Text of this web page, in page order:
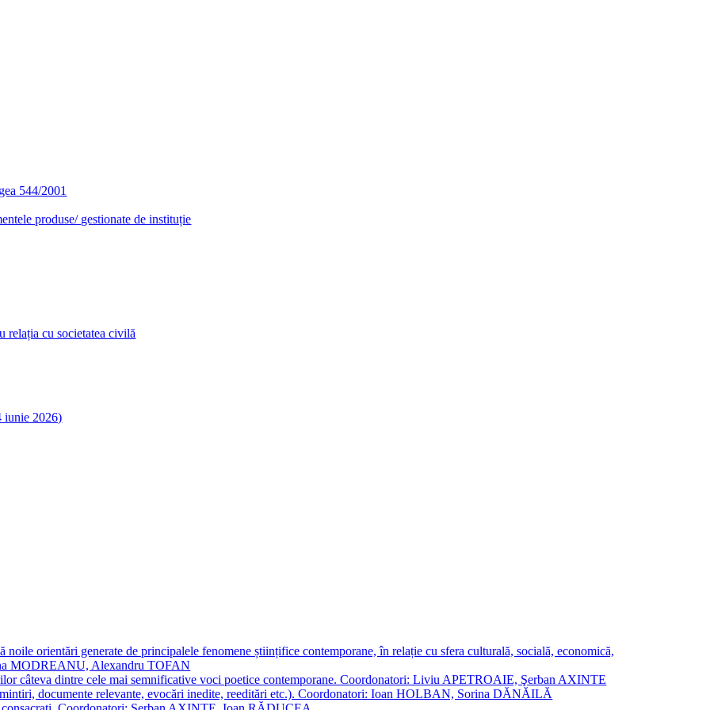
544/2001
produse/ gestionate de instituție
relația cu societatea civilă
noile orientări generate de principalele fenomene științifice contemporane, în relație cu sfera culturală, socială, economică,
MODREANU, Alexandru TOFAN
câteva dintre cele mai semnificative voci poetice contemporane. Coordonatori: Liviu APETROAIE, Şerban AXINTE
documente relevante, evocări inedite, reeditări etc.). Coordonatori: Ioan HOLBAN, Sorina DĂNĂILĂ